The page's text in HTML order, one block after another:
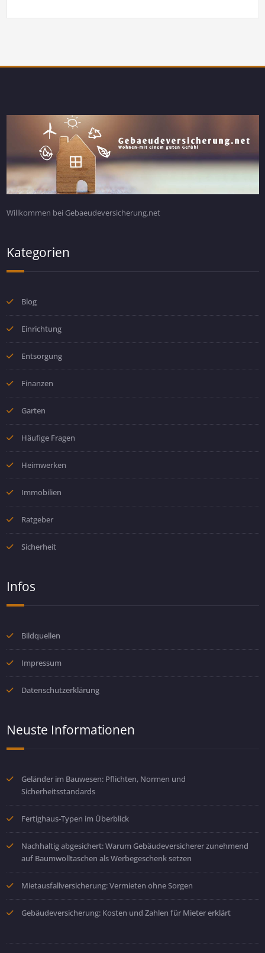
Willkommen bei Gebaeudeversicherung.net
Kategorien
Blog
Einrichtung
Entsorgung
Finanzen
Garten
Häufige Fragen
Heimwerken
Immobilien
Ratgeber
Sicherheit
Infos
Bildquellen
Impressum
Datenschutzerklärung
Neuste Informationen
Geländer im Bauwesen: Pflichten, Normen und
Sicherheitsstandards
Fertighaus-Typen im Überblick
Nachhaltig abgesichert: Warum Gebäudeversicherer zunehmend
auf Baumwolltaschen als Werbegeschenk setzen
Mietausfallversicherung: Vermieten ohne Sorgen
Gebäudeversicherung: Kosten und Zahlen für Mieter erklärt